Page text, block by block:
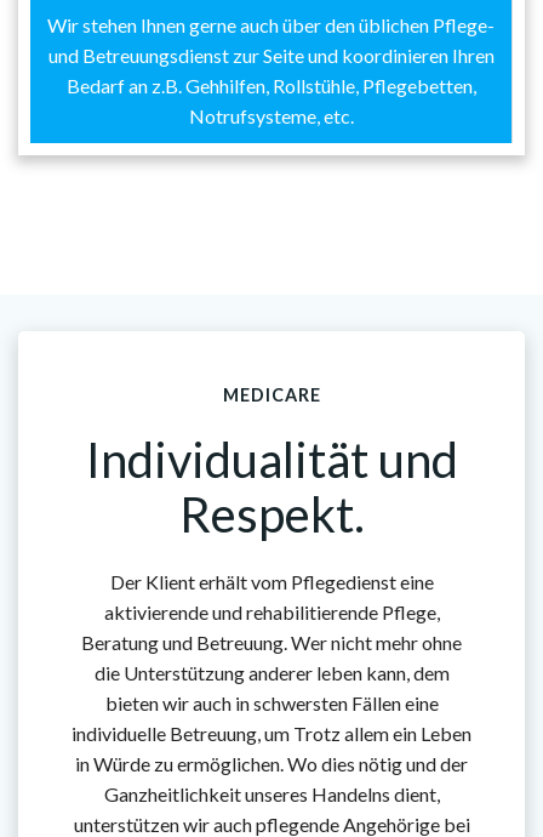
Wir stehen Ihnen gerne auch über den üblichen Pflege-
und Betreuungsdienst zur Seite und koordinieren Ihren
Bedarf an z.B. Gehhilfen, Rollstühle, Pflegebetten,
Notrufsysteme, etc.
MEDICARE
Individualität und
Respekt.
Der Klient erhält vom Pflegedienst eine
aktivierende und rehabilitierende Pflege,
Beratung und Betreuung. Wer nicht mehr ohne
die Unterstützung anderer leben kann, dem
bieten wir auch in schwersten Fällen eine
individuelle Betreuung, um Trotz allem ein Leben
in Würde zu ermöglichen. Wo dies nötig und der
Ganzheitlichkeit unseres Handelns dient,
unterstützen wir auch pflegende Angehörige bei